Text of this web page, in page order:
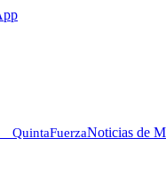
QuintaFuerzaNoticias de